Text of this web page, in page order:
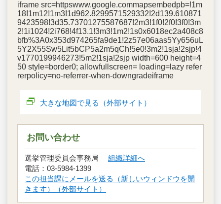
iframe src=httpswww.google.commapsembedpb=!1m
18!1m12!1m3!1d962.8299571529332!2d139.610871
9423598!3d35.73701275587687!2m3!1f0!2f0!3f0!3m
2!1i1024!2i768!4f13.1!3m3!1m2!1s0x6018ec2a408c8
bfb%3A0x353d974265fa9de1!2z57e06aas5Yy656uL
5Y2X55Sw5Lit5bCP5a2m5qCh!5e0!3m2!1sja!2sjp!4
v1770199946273!5m2!1sja!2sjp width=600 height=4
50 style=border0; allowfullscreen= loading=lazy refer
rerpolicy=no-referrer-when-downgradeiframe
大きな地図で見る（外部サイト）
お問い合わせ
選挙管理委員会事務局 組織詳細へ
電話：03-5984-1399
この担当課にメールを送る（新しいウィンドウを開
きます）（外部サイト）